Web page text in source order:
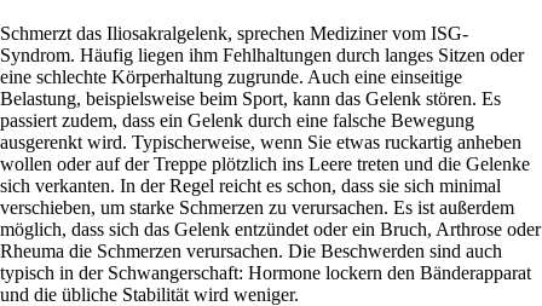
Schmerzt das Iliosakralgelenk, sprechen Mediziner vom ISG-
Syndrom. Häufig liegen ihm Fehlhaltungen durch langes Sitzen oder
eine schlechte Körperhaltung zugrunde. Auch eine einseitige
Belastung, beispielsweise beim Sport, kann das Gelenk stören. Es
passiert zudem, dass ein Gelenk durch eine falsche Bewegung
ausgerenkt wird. Typischerweise, wenn Sie etwas ruckartig anheben
wollen oder auf der Treppe plötzlich ins Leere treten und die Gelenke
sich verkanten. In der Regel reicht es schon, dass sie sich minimal
verschieben, um starke Schmerzen zu verursachen. Es ist außerdem
möglich, dass sich das Gelenk entzündet oder ein Bruch, Arthrose oder
Rheuma die Schmerzen verursachen. Die Beschwerden sind auch
typisch in der Schwangerschaft: Hormone lockern den Bänderapparat
und die übliche Stabilität wird weniger.